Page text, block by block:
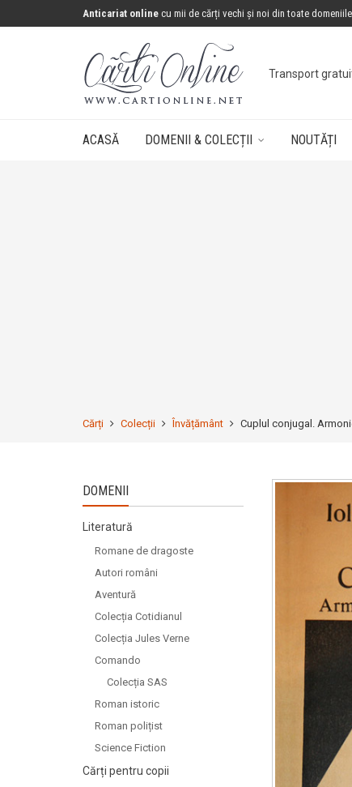
Anticariat online cu mii de cărți vechi și noi din toate
Transport
ACASĂ DOMENII & COLECȚII NOUTĂȚI
Cărți Colecții Învățământ Cuplul conjugal.
DOMENII
Literatură
Romane de dragoste
Autori români
Aventură
Colecția Cotidianul
Colecția Jules Verne
Comando
Colecția SAS
Roman istoric
Roman polițist
Science Fiction
Cărți pentru copii